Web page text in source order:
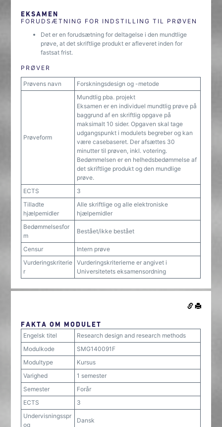
EKSAMEN
FORUDSÆTNING FOR INDSTILLING TIL PRØVEN
Det er en forudsætning for deltagelse i den mundtlige
prøve, at det skriftlige produkt er afleveret inden for
fastsat frist.
PRØVER
Prøvens navn Forskningsdesign og -metode
Prøveform
Mundtlig pba. projekt
Eksamen er en individuel mundtlig prøve på
baggrund af en skriftlig opgave på
maksimalt 10 sider. Opgaven skal tage
udgangspunkt i modulets begreber og kan
være casebaseret. Der afsættes 30
minutter til prøven, inkl. votering.
Bedømmelsen er en helhedsbedømmelse af
det skriftlige produkt og den mundlige
prøve.
ECTS
3
Tilladte
hjælpemidler
Alle skriftlige og alle elektroniske
hjælpemidler
Bedømmelsesfor
m
Bestået/ikke bestået
Censur
Intern prøve
Vurderingskriterie
r
Vurderingskriterierne er angivet i
Universitetets eksamensordning
FAKTA OM MODULET
Engelsk titel
Research design and research methods
Modulkode
SMG140091F
Modultype
Kursus
Varighed
1 semester
Semester
Forår
ECTS
3
Undervisningsspr
og
Dansk